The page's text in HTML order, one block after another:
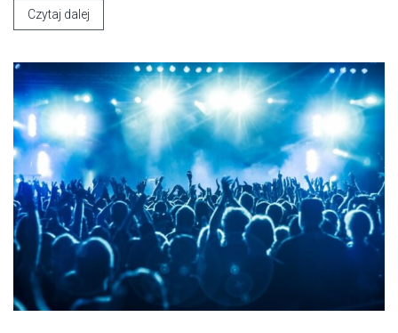
Czytaj dalej